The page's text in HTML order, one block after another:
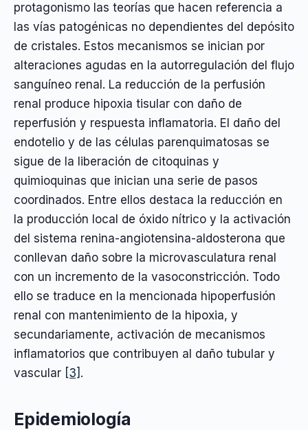
protagonismo las teorías que hacen referencia a
las vías patogénicas no dependientes del depósito
de cristales. Estos mecanismos se inician por
alteraciones agudas en la autorregulación del flujo
sanguíneo renal. La reducción de la perfusión
renal produce hipoxia tisular con daño de
reperfusión y respuesta inflamatoria. El daño del
endotelio y de las células parenquimatosas se
sigue de la liberación de citoquinas y
quimioquinas que inician una serie de pasos
coordinados. Entre ellos destaca la reducción en
la producción local de óxido nítrico y la activación
del sistema renina-angiotensina-aldosterona que
conllevan daño sobre la microvasculatura renal
con un incremento de la vasoconstricción. Todo
ello se traduce en la mencionada hipoperfusión
renal con mantenimiento de la hipoxia, y
secundariamente, activación de mecanismos
inflamatorios que contribuyen al daño tubular y
vascular [3] .
Epidemiología